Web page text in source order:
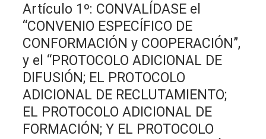
Artículo 1º: CONVALÍDASE el
“CONVENIO ESPECÍFICO DE
CONFORMACIÓN y COOPERACIÓN”,
y el “PROTOCOLO ADICIONAL DE
DIFUSIÓN; EL PROTOCOLO
ADICIONAL DE RECLUTAMIENTO;
EL PROTOCOLO ADICIONAL DE
FORMACIÓN; Y EL PROTOCOLO